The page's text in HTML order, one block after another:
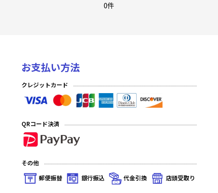
0件
お支払い方法
クレジットカード
QRコード決済
その他
郵便振替
銀行振込 代金引換 店頭受取り